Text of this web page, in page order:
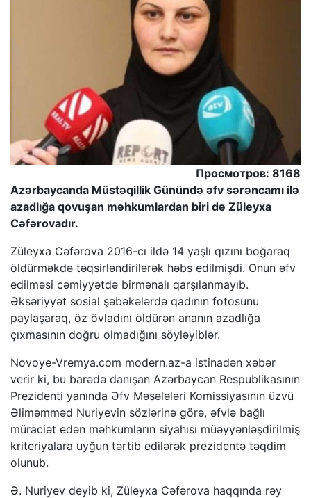
Просмотров: 8168
Azərbaycanda Müstəqillik Günündə əfv sərəncamı ilə
azadlığa qovuşan məhkumlardan biri də Züleyxa
Cəfərovadır.
Züleyxa Cəfərova 2016-cı ildə 14 yaşlı qızını boğaraq
öldürməkdə təqsirləndirilərək həbs edilmişdi. Onun əfv
edilməsi cəmiyyətdə birmənalı qarşılanmayıb.
Əksəriyyət sosial şəbəkələrdə qadının fotosunu
paylaşaraq, öz övladını öldürən ananın azadlığa
çıxmasının doğru olmadığını söyləyiblər.
Novoye-Vremya.com modern.az-a istinadən xəbər
verir ki, bu barədə danışan Azərbaycan Respublikasının
Prezidenti yanında Əfv Məsələləri Komissiyasının üzvü
Əliməmməd Nuriyevin sözlərinə görə, əfvlə bağlı
müraciət edən məhkumların siyahısı müəyyənləşdirilmiş
kriteriyalara uyğun tərtib edilərək prezidentə təqdim
olunub.
Ə. Nuriyev deyib ki, Züleyxa Cəfərova haqqında rəy